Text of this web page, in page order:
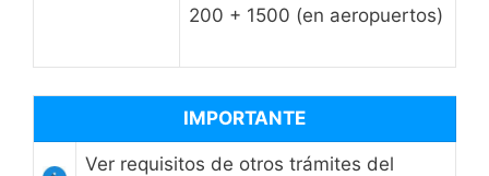
200 + 1500 (en aeropuertos)
IMPORTANTE
Ver requisitos de otros trámites del